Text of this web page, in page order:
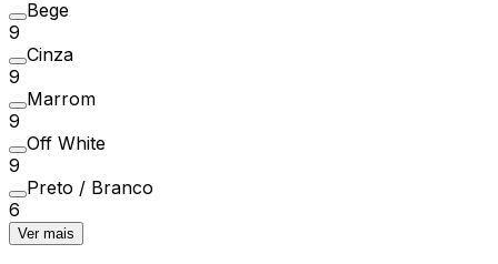
Bege
9
Cinza
9
Marrom
9
Off White
9
Preto / Branco
6
Ver mais